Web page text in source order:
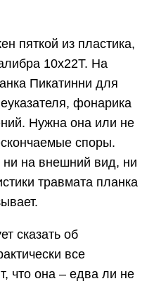
пяткой из пластика,
10х22Т. На
Пикатинни для
фонарика
Нужна она или не
споры.
на внешний вид, ни
травмата планка
сказать об
все
что она – едва ли не